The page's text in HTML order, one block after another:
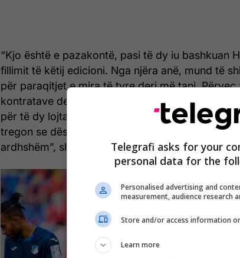
“Kjo është e pazakontë, pasi të dy iu bashkuan
fillimit të këtij edicioni. Nga njëra anë, mund të
për paraqitjet e mira të tyre deri më tani. Përveç
kontratave deri në vitin 2030, pritet edhe rritje e
për të dy lojtarët. Nga ana tjetër, me këto
tregon se dëshiron ta ruajë boshtin e ekipit edhe
ardhshëm”, shkruan “
Kicker”.
Telegrafi asks for your
personal data for the
Personalised advertising and
measurement, audience research
Store and/or access information
Learn more